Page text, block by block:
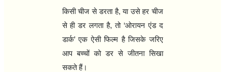
किसी चीज से डरता है, या उसे हर चीज
से ही डर लगता है, तो ‘ओरायन एंड द
डार्क’ एक ऐसी फिल्‍म है जिसके जरिए
आप बच्‍चों को डर से जीतना सिखा
सकते हैं।